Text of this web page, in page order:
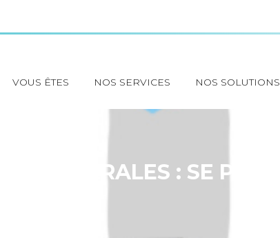
VOUS ÊTES NOS SERVICES NOS
LIBÉRALES : SE